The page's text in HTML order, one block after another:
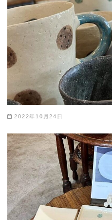
2022年10月24日